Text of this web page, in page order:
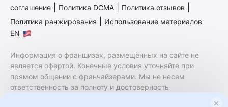
соглашение
Политика DCMA Политика отзывов
Политика ранжирования
Использование материалов
EN
Информация о франшизах, размещённых на сайте не
является офертой. Конечные условия уточняйте при
прямом общении с франчайзерами. Мы не несем
ответственность за полноту и достоверность